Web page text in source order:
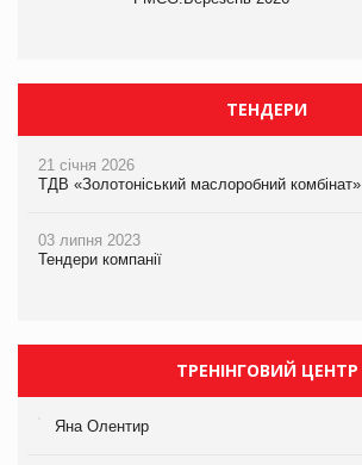
ТЕНДЕРИ
21 січня 2026
ТДВ «Золотоніський маслоробний комбінат»
03 липня 2023
Тендери компанії
ТРЕНІНГОВИЙ ЦЕНТР
Яна Олентир